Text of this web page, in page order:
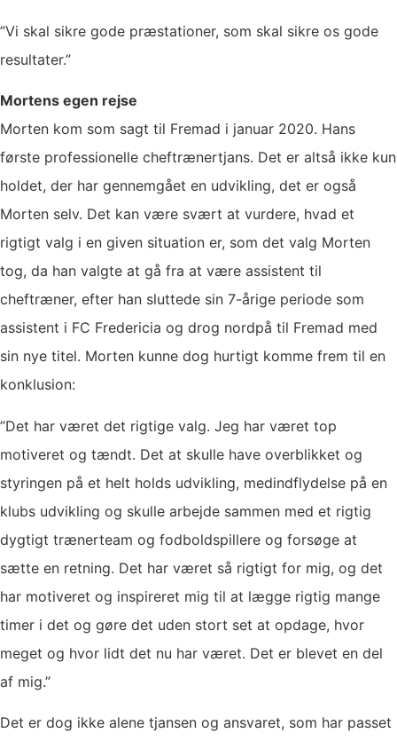
”Vi skal sikre gode præstationer, som skal sikre os gode
resultater.”
Mortens egen rejse
Morten kom som sagt til Fremad i januar 2020. Hans
første professionelle cheftrænertjans. Det er altså ikke kun
holdet, der har gennemgået en udvikling, det er også
Morten selv. Det kan være svært at vurdere, hvad et
rigtigt valg i en given situation er, som det valg Morten
tog, da han valgte at gå fra at være assistent til
cheftræner, efter han sluttede sin 7-årige periode som
assistent i FC Fredericia og drog nordpå til Fremad med
sin nye titel. Morten kunne dog hurtigt komme frem til en
konklusion:
”Det har været det rigtige valg. Jeg har været top
motiveret og tændt. Det at skulle have overblikket og
styringen på et helt holds udvikling, medindflydelse på en
klubs udvikling og skulle arbejde sammen med et rigtig
dygtigt trænerteam og fodboldspillere og forsøge at
sætte en retning. Det har været så rigtigt for mig, og det
har motiveret og inspireret mig til at lægge rigtig mange
timer i det og gøre det uden stort set at opdage, hvor
meget og hvor lidt det nu har været. Det er blevet en del
af mig.”
Det er dog ikke alene tjansen og ansvaret, som har passet